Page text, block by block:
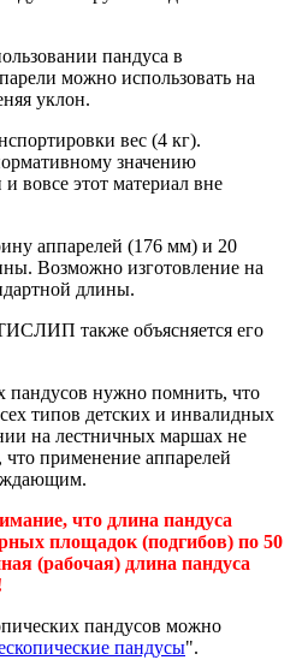
пандуса в
можно использовать на
уклон.
вес (4 кг).
значению
вовсе этот материал вне
аппарелей (176 мм) и 20
Возможно изготовление на
длины.
также объясняется его
пандусов нужно помнить, что
типов детских и инвалидных
на лестничных маршах не
что применение аппарелей
что длина пандуса
площадок (подгибов) по 50
(рабочая) длина пандуса
пандусов можно
пандусы".